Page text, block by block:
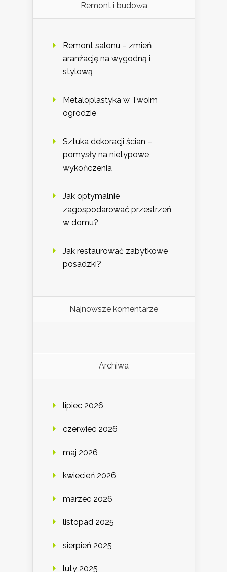
Remont i budowa
Remont salonu – zmień
aranżację na wygodną i
stylową
Metaloplastyka w Twoim
ogrodzie
Sztuka dekoracji ścian –
pomysły na nietypowe
wykończenia
Jak optymalnie
zagospodarować przestrzeń
w domu?
Jak restaurować zabytkowe
posadzki?
Najnowsze komentarze
Archiwa
lipiec 2026
czerwiec 2026
maj 2026
kwiecień 2026
marzec 2026
listopad 2025
sierpień 2025
luty 2025